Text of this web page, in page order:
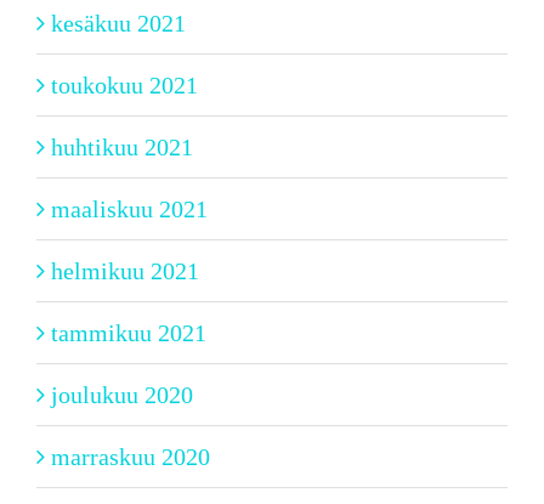
kesäkuu 2021
toukokuu 2021
huhtikuu 2021
maaliskuu 2021
helmikuu 2021
tammikuu 2021
joulukuu 2020
marraskuu 2020